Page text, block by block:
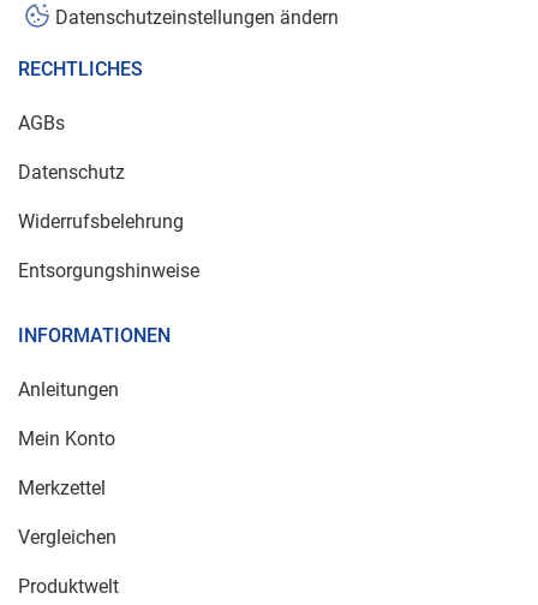
Datenschutzeinstellungen ändern
RECHTLICHES
AGBs
Datenschutz
Widerrufsbelehrung
Entsorgungshinweise
INFORMATIONEN
Anleitungen
Mein Konto
Merkzettel
Vergleichen
Produktwelt